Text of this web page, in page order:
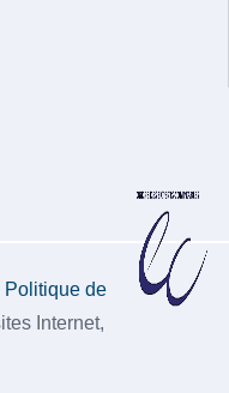
Politique de
Internet,